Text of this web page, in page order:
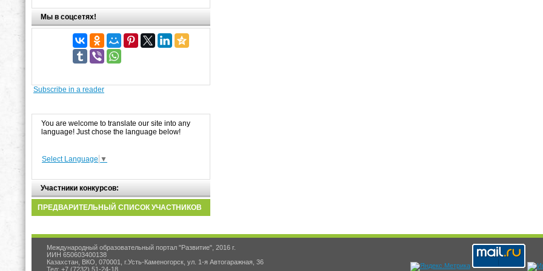
Мы в соцсетях!
Subscribe in a reader
You are welcome to translate our site into any
language! Just chose the language below!
Select Language ▼
Участники конкурсов:
ПРЕДВАРИТЕЛЬНЫЙ СПИСОК УЧАСТНИКОВ
Международный образовательный портал "Развитие", 2016 г.
ИИН 650603400138
Казахстан, ВКО, 070001, г.Усть-Каменогорск, ул. 1-я Автогаражная, 36
Тел: +7 (7232) 51-24-18